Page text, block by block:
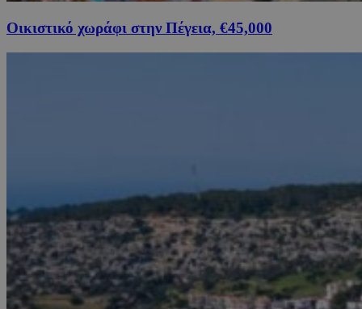
Οικιστικό χωράφι στην Πέγεια, €45,000